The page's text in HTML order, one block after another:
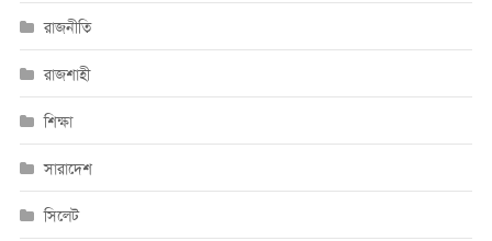
রাজনীতি
রাজশাহী
শিক্ষা
সারাদেশ
সিলেট